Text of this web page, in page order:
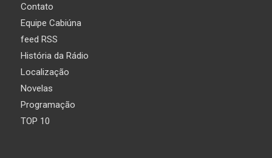
Contato
Equipe Cabiúna
feed RSS
História da Rádio
Localização
Novelas
Programação
TOP 10